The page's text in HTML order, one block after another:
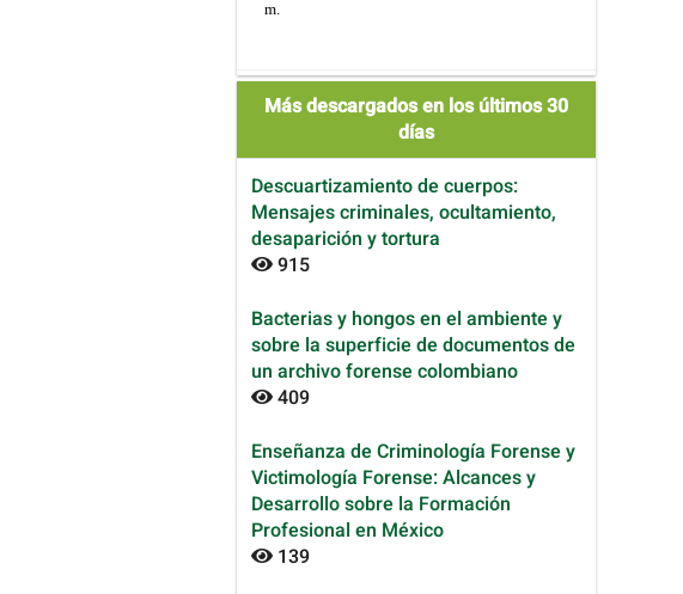
Más descargados en los últimos 30
días
Descuartizamiento de cuerpos:
Mensajes criminales, ocultamiento,
desaparición y tortura
915
Bacterias y hongos en el ambiente y
sobre la superficie de documentos de
un archivo forense colombiano
409
Enseñanza de Criminología Forense y
Victimología Forense: Alcances y
Desarrollo sobre la Formación
Profesional en México
139